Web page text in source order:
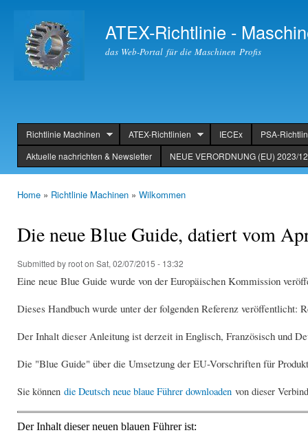
ATEX-Richtlinie -
das Web-Portal für die Maschinen Profis
header
Richtlinie Machinen ATEX-Richtlinien IECEx
PSA-
Aktuelle nachrichten & Newsletter
NEUE VERORDNUNG (EU) 2023/
Home » Richtlinie Machinen » Wilkommen
Die neue Blue Guide, datiert vom
Submitted byrooton Sat, 02/07/2015 - 13:32
Eine neue Blue Guide wurde von der Europäischen Kommission
Dieses Handbuch wurde unter der folgenden Referenz veröffentlicht:
Der Inhalt dieser Anleitung ist derzeit in Englisch, Französisch und
Die "Blue Guide" über die Umsetzung der EU-Vorschriften für
Sie können die Deutsch neue blaue Führer downloaden von dieser
Der Inhalt dieser neuen blauen Führer ist: